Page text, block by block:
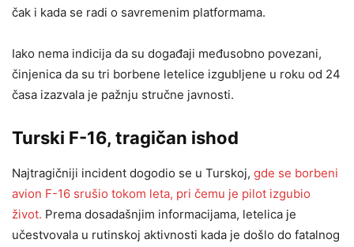
čak i kada se radi o savremenim platformama.
Iako nema indicija da su događaji međusobno povezani,
činjenica da su tri borbene letelice izgubljene u roku od 24
časa izazvala je pažnju stručne javnosti.
Turski F-16, tragičan ishod
Najtragičniji incident dogodio se u Turskoj, gde se borbeni
avion F-16 srušio tokom leta, pri čemu je pilot izgubio
život. Prema dosadašnjim informacijama, letelica je
učestvovala u rutinskoj aktivnosti kada je došlo do fatalnog